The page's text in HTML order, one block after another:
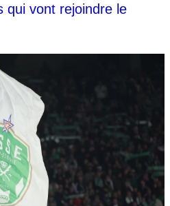
qui vont rejoindre le